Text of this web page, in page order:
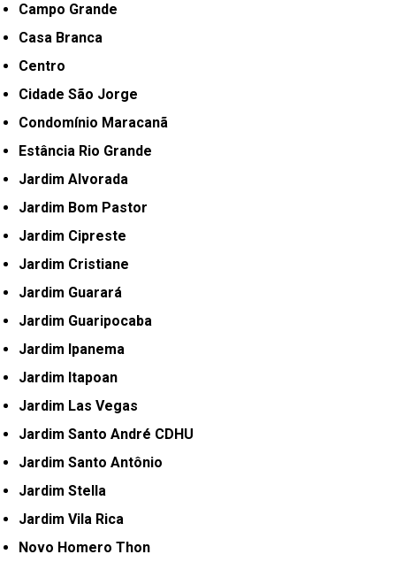
Campo Grande
Casa Branca
Centro
Cidade São Jorge
Condomínio Maracanã
Estância Rio Grande
Jardim Alvorada
Jardim Bom Pastor
Jardim Cipreste
Jardim Cristiane
Jardim Guarará
Jardim Guaripocaba
Jardim Ipanema
Jardim Itapoan
Jardim Las Vegas
Jardim Santo André CDHU
Jardim Santo Antônio
Jardim Stella
Jardim Vila Rica
Novo Homero Thon